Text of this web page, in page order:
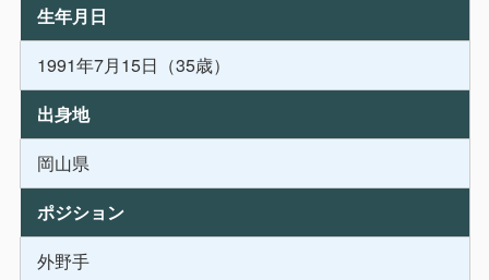
生年月日
1991年7月15日（35歳）
出身地
岡山県
ポジション
外野手